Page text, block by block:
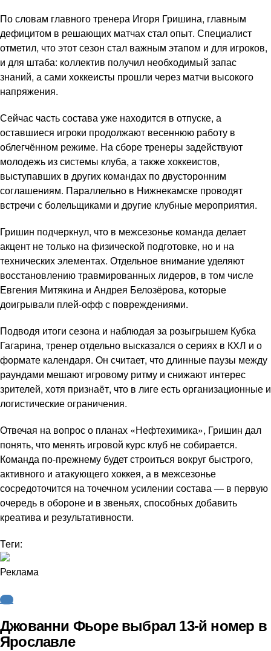
По словам главного тренера Игоря Гришина, главным
дефицитом в решающих матчах стал опыт. Специалист
отметил, что этот сезон стал важным этапом и для игроков,
и для штаба: коллектив получил необходимый запас
знаний, а сами хоккеисты прошли через матчи высокого
напряжения.
Сейчас часть состава уже находится в отпуске, а
оставшиеся игроки продолжают весеннюю работу в
облегчённом режиме. На сборе тренеры задействуют
молодежь из системы клуба, а также хоккеистов,
выступавших в других командах по двусторонним
соглашениям. Параллельно в Нижнекамске проводят
встречи с болельщиками и другие клубные мероприятия.
Гришин подчеркнул, что в межсезонье команда делает
акцент не только на физической подготовке, но и на
технических элементах. Отдельное внимание уделяют
восстановлению травмированных лидеров, в том числе
Евгения Митякина и Андрея Белозёрова, которые
доигрывали плей-офф с повреждениями.
Подводя итоги сезона и наблюдая за розыгрышем Кубка
Гагарина, тренер отдельно высказался о сериях в КХЛ и о
формате календаря. Он считает, что длинные паузы между
раундами мешают игровому ритму и снижают интерес
зрителей, хотя признаёт, что в лиге есть организационные и
логистические ограничения.
Отвечая на вопрос о планах «Нефтехимика», Гришин дал
понять, что менять игровой курс клуб не собирается.
Команда по-прежнему будет строиться вокруг быстрого,
активного и атакующего хоккея, а в межсезонье
сосредоточится на точечном усилении состава — в первую
очередь в обороне и в звеньях, способных добавить
креатива и результативности.
Теги:
Реклама
КХЛ
Джованни Фьоре выбрал 13-й номер в
Ярославле